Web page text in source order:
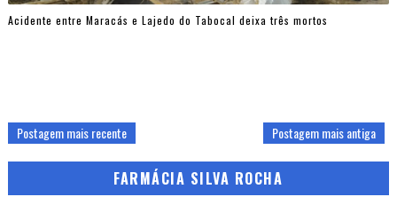
Acidente entre Maracás e Lajedo do Tabocal deixa três mortos
Postagem mais recente Postagem mais antiga
FARMÁCIA SILVA ROCHA